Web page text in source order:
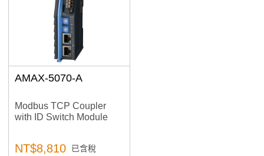
AMAX-5070-A
Modbus TCP Coupler
with ID Switch Module
NT$8,810 已含稅